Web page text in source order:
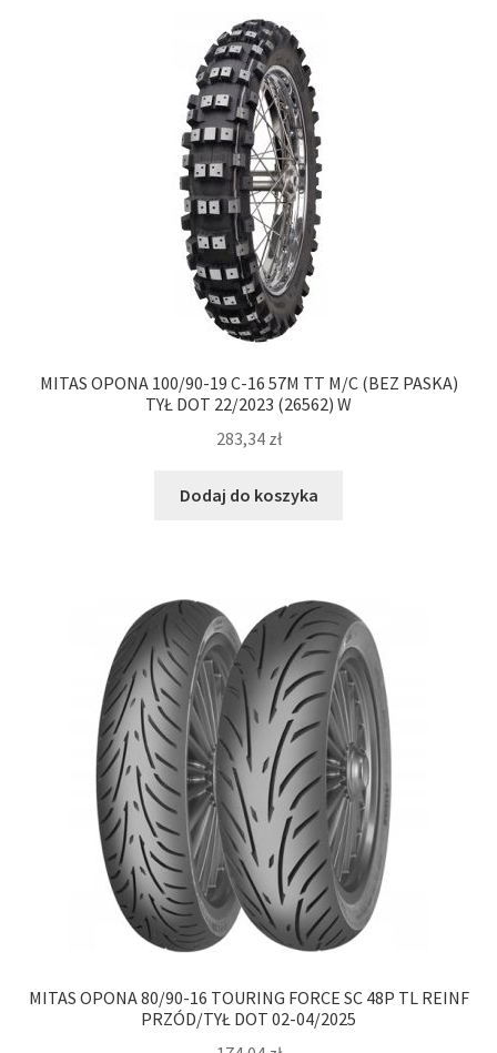
MITAS OPONA 100/90-19 C-16 57M TT M/C (BEZ PASKA)
TYŁ DOT 22/2023 (26562) W
283,34 zł
Dodaj do koszyka
MITAS OPONA 80/90-16 TOURING FORCE SC 48P TL REINF
PRZÓD/TYŁ DOT 02-04/2025